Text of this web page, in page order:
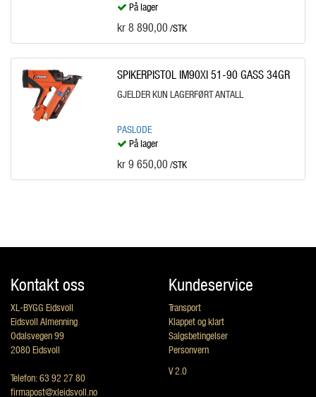
På lager
kr 8 890,00 /STK
SPIKERPISTOL IM90XI 51-90 GASS 34GR
GJELDER KUN LAGERFØRT ANTALL
PASLODE
På lager
kr 9 650,00 /STK
Kontakt oss
XL-BYGG Eidsvoll
Eidsvoll Almenning
Odalsvegen 99
2080 Eidsvoll
Telefon: 63 92 27 80
firmapost@xleidsvoll.no
Kundeservice
Transport
Klappet og klart
Salgsbetingelser
Personvern
V 2.0